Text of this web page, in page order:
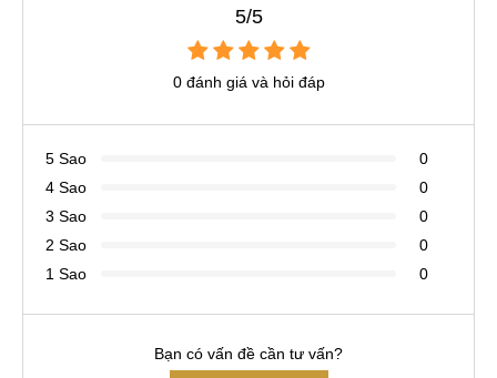
5/5
0 đánh giá và hỏi đáp
5 Sao
0
4 Sao
0
3 Sao
0
2 Sao
0
1 Sao
0
Bạn có vấn đề cần tư vấn?